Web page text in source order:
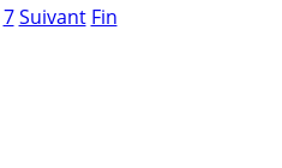
7 Suivant Fin